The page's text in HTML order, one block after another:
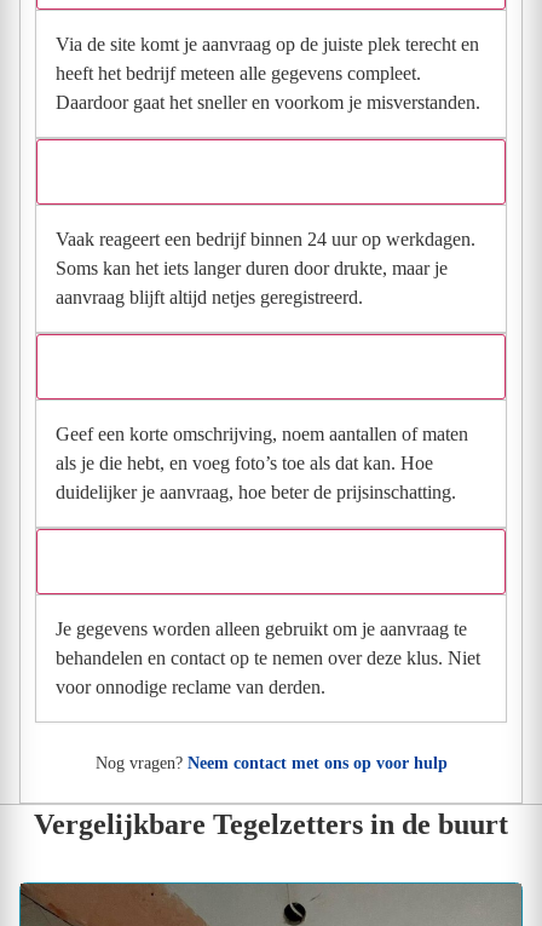
Via de site komt je aanvraag op de juiste plek terecht en
heeft het bedrijf meteen alle gegevens compleet.
Daardoor gaat het sneller en voorkom je misverstanden.
Vaak reageert een bedrijf binnen 24 uur op werkdagen.
Soms kan het iets langer duren door drukte, maar je
aanvraag blijft altijd netjes geregistreerd.
Geef een korte omschrijving, noem aantallen of maten
als je die hebt, en voeg foto’s toe als dat kan. Hoe
duidelijker je aanvraag, hoe beter de prijsinschatting.
Je gegevens worden alleen gebruikt om je aanvraag te
behandelen en contact op te nemen over deze klus. Niet
voor onnodige reclame van derden.
Nog vragen? Neem contact met ons op voor hulp
Vergelijkbare Tegelzetters in de buurt